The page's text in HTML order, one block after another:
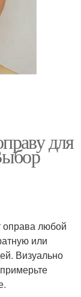
для
оправа любой
или
Визуально